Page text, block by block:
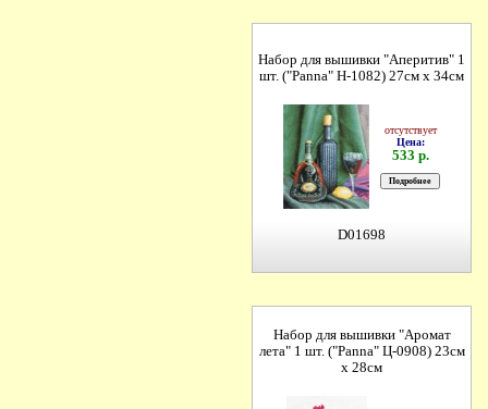
Набор для вышивки "Аперитив" 1
шт. ("Panna" Н-1082) 27см х 34см
отсутствует
Цена:
533 р.
D01698
Набор для вышивки "Аромат
лета" 1 шт. ("Panna" Ц-0908) 23см
х 28см